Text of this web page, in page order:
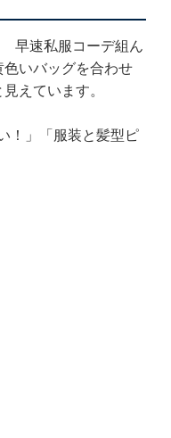
早速私服コーデ組ん
いバッグを合わせ
えています。
！」「服装と髪型ピ